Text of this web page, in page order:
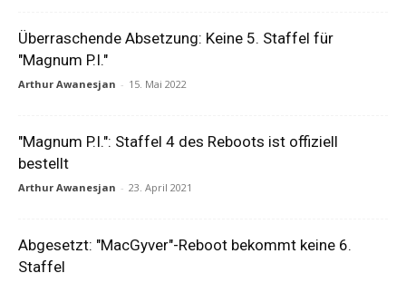
Überraschende Absetzung: Keine 5. Staffel für
"Magnum P.I."
Arthur Awanesjan - 15. Mai 2022
"Magnum P.I.": Staffel 4 des Reboots ist offiziell
bestellt
Arthur Awanesjan - 23. April 2021
Abgesetzt: "MacGyver"-Reboot bekommt keine 6.
Staffel